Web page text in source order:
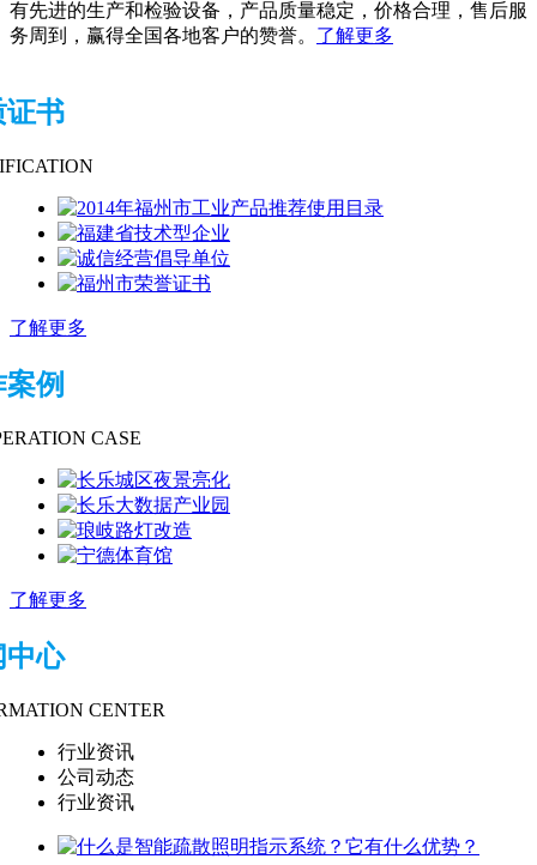
有先进的生产和检验设备，产品质量稳定，价格合理，售后服
务周到，赢得全国各地客户的赞誉。 了解更多
证书
了解更多
例
CASE
了解更多
中心
CENTER
行业资讯
公司动态
行业资讯